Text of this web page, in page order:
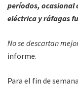
períodos, ocasional
eléctrica y ráfagas
No se descartan
informe.
Para el fin de